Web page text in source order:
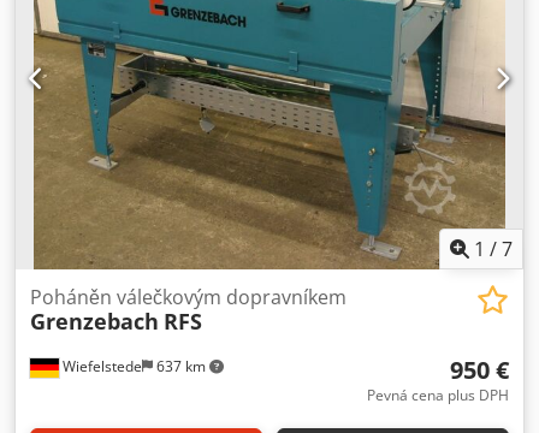
dopravník -Cena: za kus -Rozměry: 1480/1190/H680 mm -
Hmotnost: 197 kg/ks.
1 /7
Wiefelstede 637 km
Poháněn válečkovým dopravníkem
Grenzebach RFS
950 €
Pevná cena plus DPH